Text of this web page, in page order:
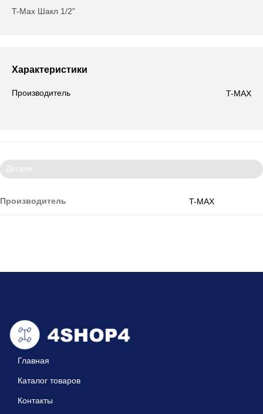
T-Max Шакл 1/2"
Характеристики
Производитель T-MAX
Детали
Производитель T-MAX
Главная
Каталог товаров
Контакты